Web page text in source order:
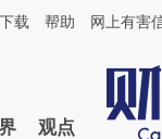
载 帮助 网上有害
观点